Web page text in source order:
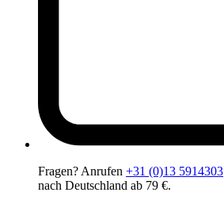
Fragen? Anrufen +31 (0)13 5914303
nach Deutschland ab 79 €.